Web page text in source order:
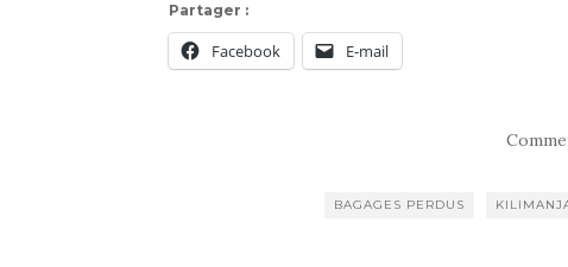
Partager :
Facebook E-mail
BAGAGES PERDUS